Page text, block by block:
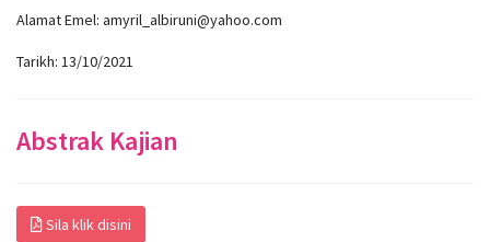
Alamat Emel: amyril_albiruni@yahoo.com
Tarikh: 13/10/2021
Abstrak Kajian
Sila klik disini